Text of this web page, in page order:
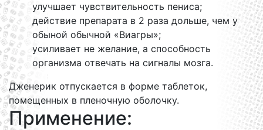
улучшает чувствительность пениса;
действие препарата в 2 раза дольше, чем у
обыной обычной «Виагры»;
усиливает не желание, а способность
организма отвечать на сигналы мозга.
Дженерик отпускается в форме таблеток,
помещенных в пленочную оболочку.
Применение: